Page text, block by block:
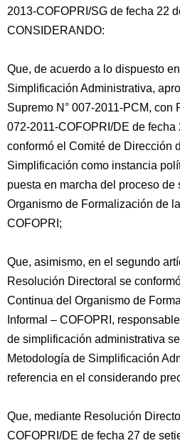
2013-COFOPRI/SG de fecha 22
CONSIDERANDO:
Que, de acuerdo a lo dispuesto
Simplificación Administrativa,
Supremo N° 007-2011-PCM, con
072-2011-COFOPRI/DE de fecha
conformó el Comité de Dirección
Simplificación como instancia
puesta en marcha del proceso de
Organismo de Formalización de
COFOPRI;
Que, asimismo, en el segundo
Resolución Directoral se
Continua del Organismo de
Informal – COFOPRI,
de simplificación administrativa
Metodología de Simplificación
referencia en el considerando
Que, mediante Resolución
COFOPRI/DE de fecha 27 de